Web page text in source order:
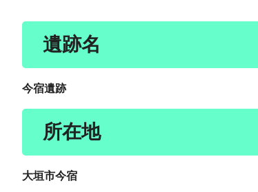
遺跡名
今宿遺跡
所在地
大垣市今宿